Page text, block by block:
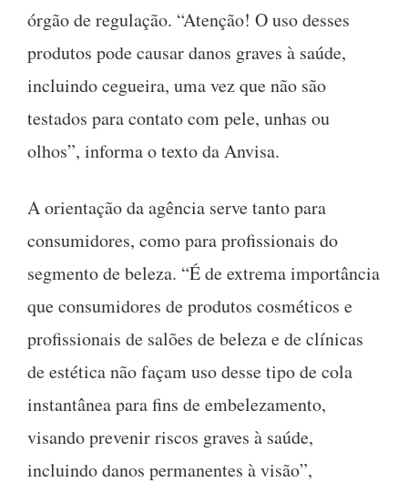
órgão de regulação. “Atenção! O uso desses
produtos pode causar danos graves à saúde,
incluindo cegueira, uma vez que não são
testados para contato com pele, unhas ou
olhos”, informa o texto da Anvisa.
A orientação da agência serve tanto para
consumidores, como para profissionais do
segmento de beleza. “É de extrema importância
que consumidores de produtos cosméticos e
profissionais de salões de beleza e de clínicas
de estética não façam uso desse tipo de cola
instantânea para fins de embelezamento,
visando prevenir riscos graves à saúde,
incluindo danos permanentes à visão”,